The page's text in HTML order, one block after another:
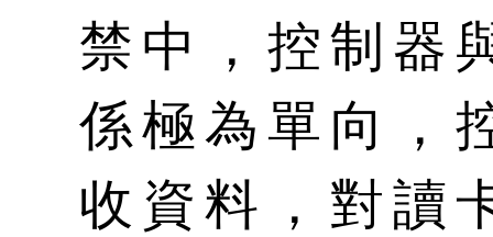
禁中，控制器
係極為單向，
收資料，對讀